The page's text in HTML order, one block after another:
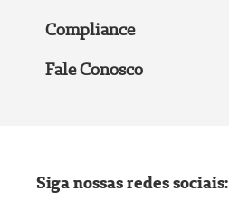
Compliance
Fale Conosco
Siga nossas redes sociais: